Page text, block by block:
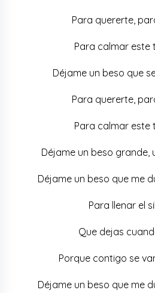
Para quererte,
Para calmar este
Déjame un beso que
Para quererte,
Para calmar este
Déjame un beso grande,
Déjame un beso que me
Para llenar el
Que dejas
Porque contigo se
Déjame un beso que me